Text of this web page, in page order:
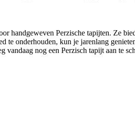
handgeweven Perzische tapijten. Ze
onderhouden, kun je jarenlang
nog een Perzisch tapijt aan te